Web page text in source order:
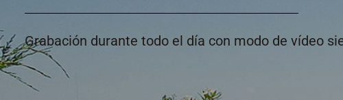
Grabación durante todo el día con modo de vídeo